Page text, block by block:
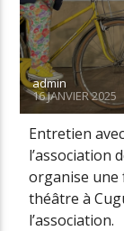
admin
16 JANVIER 2025
Entretien
l’association
organise une
théâtre à
l’association.